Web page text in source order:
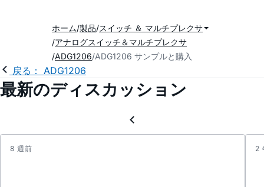
ホーム 製品 スイッチ ＆ マルチプレクサ
アナログスイッチ＆マルチプレクサ
ADG1206 ADG1206 サンプルと購入
戻る： ADG1206
最新のディスカッション
8 週前 2